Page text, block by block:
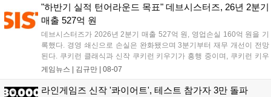
혜택을 지급하며, 상세 내용은 공식 라운지에서 확인할 수 있다. 이용자
는 게임 접속 및 주요 콘텐츠 플레이를 통해 성장을 지원받을 수 있다....
"하반기 실적 턴어라운드 목표" 데브시스터즈, 26년 2분기
매출 527억 원
데브시스터즈가 2026년 2분기 매출 527억 원, 영업손실 160억 원을 기
록했다. 경영 쇄신으로 손실은 완화됐으며 3분기부터 재무 개선이 전망
된다. 쿠키런 클래식과 신작 쿠키런 키우기가 흥행 중이며, 쿠키런 키우
기는 13일 첫 업데이트를 시작으로 2주 간격의 콘텐츠를 제공한다. 또한
이다. 회사는 비용 효율화와 신작 흥행을 통해 하반기 실적 턴어라운드
게임뉴스 | 김규만 | 08-07
라인게임즈 신작 '콰이어트', 테스트 참가자 3만 돌파